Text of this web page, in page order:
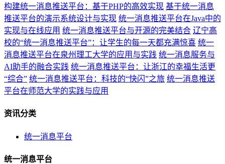
构建统一消息推送平台：基于PHP的高效实现 基于统一消息
推送平台的演示系统设计与实现 统一消息推送平台在Java中的
实现与在线应用 统一消息推送平台与开源的完美结合 辽宁高
校的“统一消息推送平台”：让学生的每一天都充满惊喜 统一
消息推送平台在泉州理工大学的应用与实践 统一消息服务与
AI助手的融合实践 统一消息推送平台：让浙江的幸福生活更
“综合” 统一消息推送平台：科技的“快闪”之旅 统一消息推送
平台在师范大学的实践与应用
资讯分类
统一消息平台
统一消息平台